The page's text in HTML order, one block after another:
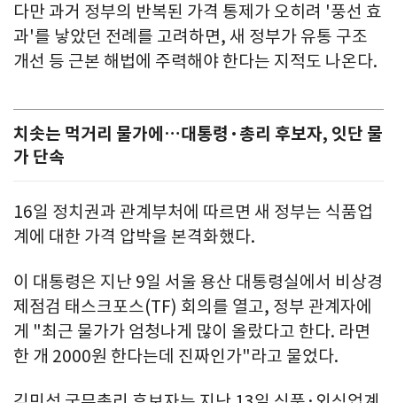
다만 과거 정부의 반복된 가격 통제가 오히려 '풍선 효
과'를 낳았던 전례를 고려하면, 새 정부가 유통 구조
개선 등 근본 해법에 주력해야 한다는 지적도 나온다.
치솟는 먹거리 물가에…대통령·총리 후보자, 잇단 물
가 단속
16일 정치권과 관계부처에 따르면 새 정부는 식품업
계에 대한 가격 압박을 본격화했다.
이 대통령은 지난 9일 서울 용산 대통령실에서 비상경
제점검 태스크포스(TF) 회의를 열고, 정부 관계자에
게 "최근 물가가 엄청나게 많이 올랐다고 한다. 라면
한 개 2000원 한다는데 진짜인가"라고 물었다.